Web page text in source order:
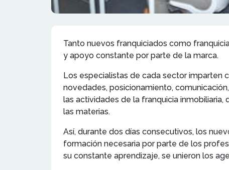
Tanto nuevos franquiciados como
y apoyo constante por parte de la marca.
Los especialistas de cada sector imparten
novedades, posicionamiento,
las actividades de la franquicia
las materias.
Así, durante dos días consecutivos, los
formación necesaria por parte de los
su constante aprendizaje, se unieron los